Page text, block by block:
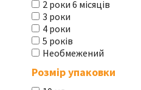
2 роки 6 місяців
3 роки
4 роки
5 років
Необмежений
Розмір упаковки